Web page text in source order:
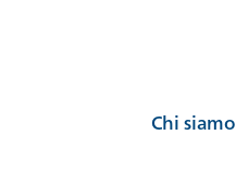
Chi siamo